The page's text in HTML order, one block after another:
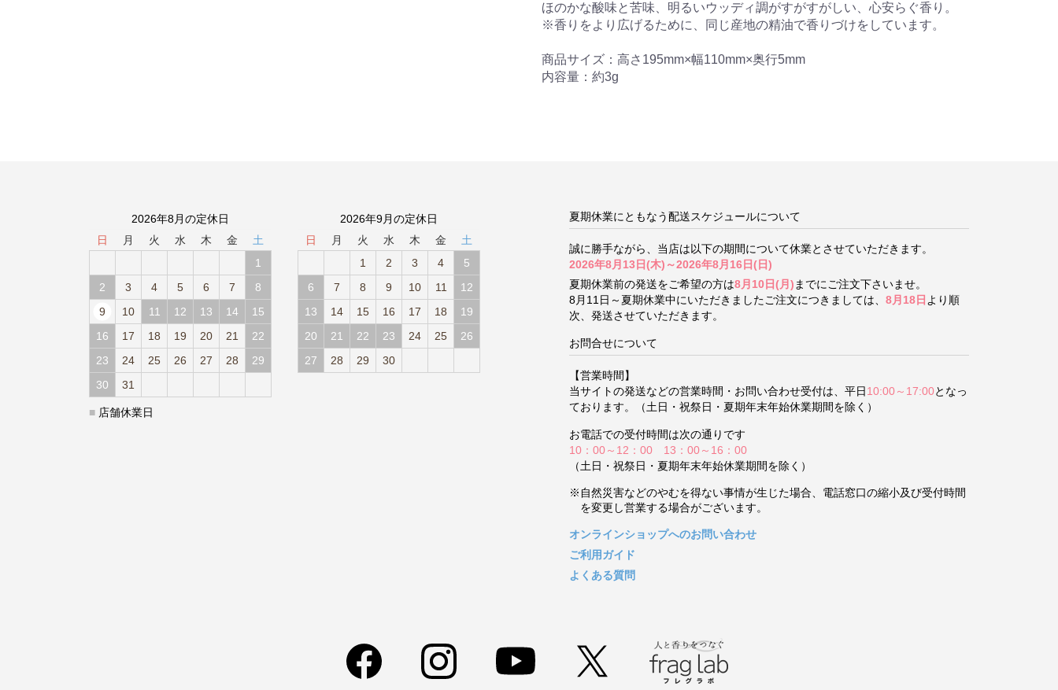
ほのかな酸味と苦味、明るいウッディ調がすがすがしい、心安らぐ香り。
※香りをより広げるために、同じ産地の精油で香りづけをしています。
商品サイズ：高さ195mm×幅110mm×奥行5mm
内容量：約3g
2026年8月の定休日
日
月 火 水 木 金
土
1
2
3 4 5 6 7
8
9
10 11 12 13 14
15
16
17 18 19 20 21
22
23
24 25 26 27 28
29
30
31
2026年9月の定休日
日
月 火 水 木 金
土
1
2 3 4
5
6
7 8 9 10 11
12
13
14 15 16 17 18
19
20
21 22 23 24 25
26
27
28 29 30
■ 店舗休業日
夏期休業にともなう配送スケジュールについて
誠に勝手ながら、当店は以下の期間について休業とさせていただきます。
2026年8月13日(木)～2026年8月16日(日)
夏期休業前の発送をご希望の方は8月10日(月) までにご注文下さいませ。
8月11日～夏期休業中にいただきましたご注文につきましては、 8月18日 より順
次、発送させていただきます。
お問合せについて
【営業時間】
当サイトの発送などの営業時間・お問い合わせ受付は、平日10:00～17:00となっ
ております。（土日・祝祭日・夏期年末年始休業期間を除く）
お電話での受付時間は次の通りです
10：00～12：00 13：00～16：00
（土日・祝祭日・夏期年末年始休業期間を除く）
※自然災害などのやむを得ない事情が生じた場合、電話窓口の縮小及び受付時間
を変更し営業する場合がございます。
オンラインショップへのお問い合わせ
ご利用ガイド
よくある質問